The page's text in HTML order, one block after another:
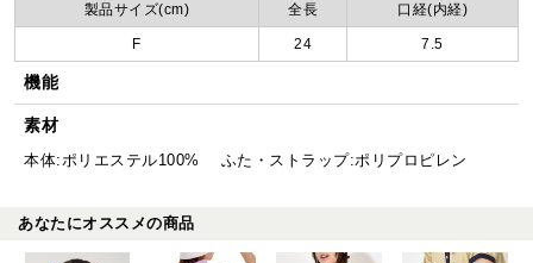
製品サイズ(cm) 全長 口経(内経)
F 24 7.5
機能
素材
本体:ポリエステル100% ふた・ストラップ:ポリプロピレン
あなたにオススメの商品